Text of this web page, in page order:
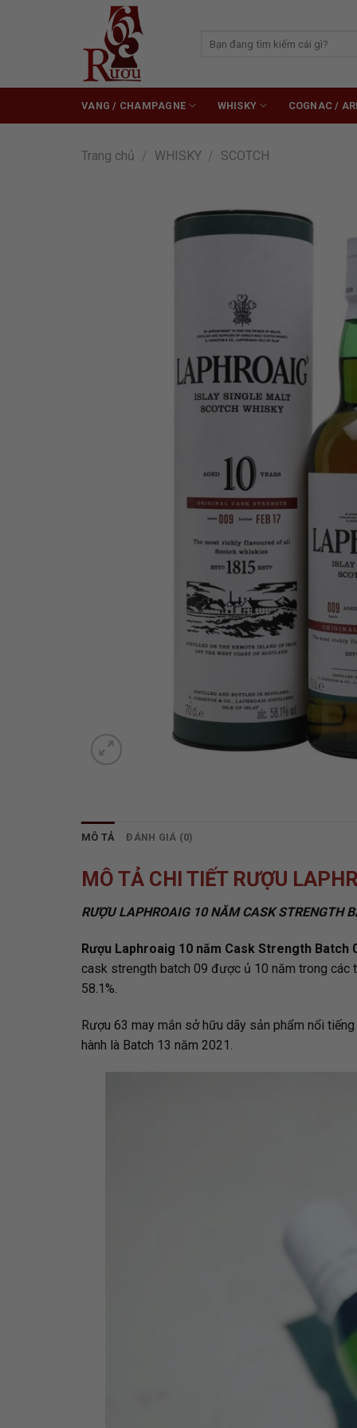
kiếm:
VANG / CHAMPAGNE WHISKY COGNAC /
Trang chủ / WHISKY / SCOTCH
MÔ TẢ ĐÁNH GIÁ (0)
MÔ TẢ CHI TIẾT RƯỢU
RƯỢU LAPHROAIG 10 NĂM CASK
Rượu Laphroaig 10 năm Cask Strength Batch
cask strength batch 09 được ủ 10 năm trong các
58.1%.
Rượu 63 may mắn sở hữu dãy sản phẩm nổi
hành là Batch 13 năm 2021.